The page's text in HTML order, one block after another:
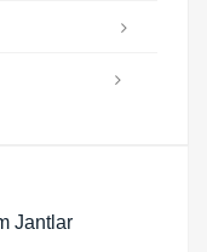
Jantlar